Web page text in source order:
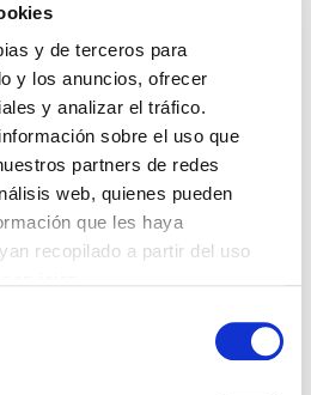
y de terceros para
y los anuncios, ofrecer
y analizar el tráfico.
sobre el uso que
partners de redes
web, quienes pueden
que les haya
recopilado a partir del uso
de las acciones promovidas en este
el médico, el CGCOM se dirige al
mientras que las SCM
el cambio climático desde la óptica
Trabajo a través de este enlace:
Cambio Climático del CGCOM
Seminario: Alianza Médica
Impacto de los inhaladores en la